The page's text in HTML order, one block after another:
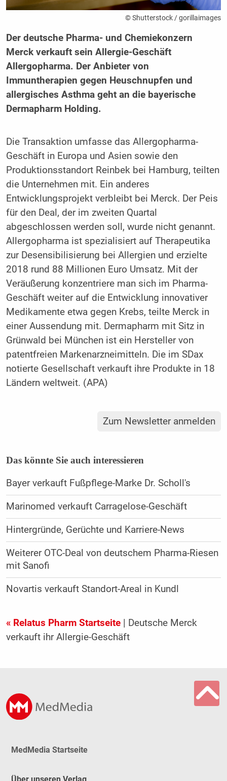
© Shutterstock / gorillaimages
Der deutsche Pharma- und Chemiekonzern
Merck verkauft sein Allergie-Geschäft
Allergopharma. Der Anbieter von
Immuntherapien gegen Heuschnupfen und
allergisches Asthma geht an die bayerische
Dermapharm Holding.
Die Transaktion umfasse das Allergopharma-
Geschäft in Europa und Asien sowie den
Produktionsstandort Reinbek bei Hamburg, teilten
die Unternehmen mit. Ein anderes
Entwicklungsprojekt verbleibt bei Merck. Der Peis
für den Deal, der im zweiten Quartal
abgeschlossen werden soll, wurde nicht genannt.
Allergopharma ist spezialisiert auf Therapeutika
zur Desensibilisierung bei Allergien und erzielte
2018 rund 88 Millionen Euro Umsatz. Mit der
Veräußerung konzentriere man sich im Pharma-
Geschäft weiter auf die Entwicklung innovativer
Medikamente etwa gegen Krebs, teilte Merck in
einer Aussendung mit. Dermapharm mit Sitz in
Grünwald bei München ist ein Hersteller von
patentfreien Markenarzneimitteln. Die im SDax
notierte Gesellschaft verkauft ihre Produkte in 18
Ländern weltweit. (APA)
Zum Newsletter anmelden
Das könnte Sie auch interessieren
Bayer verkauft Fußpflege-Marke Dr. Scholl's
Marinomed verkauft Carragelose-Geschäft
Hintergründe, Gerüchte und Karriere-News
Weiterer OTC-Deal von deutschem Pharma-Riesen
mit Sanofi
Novartis verkauft Standort-Areal in Kundl
« Relatus Pharm Startseite| Deutsche Merck
verkauft ihr Allergie-Geschäft
MedMedia Startseite